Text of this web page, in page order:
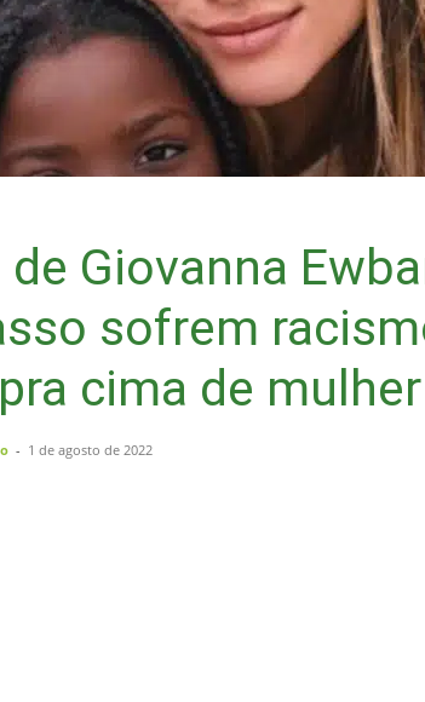
Giovanna
sofrem
cima de mulher
- 1 de agosto de 2022